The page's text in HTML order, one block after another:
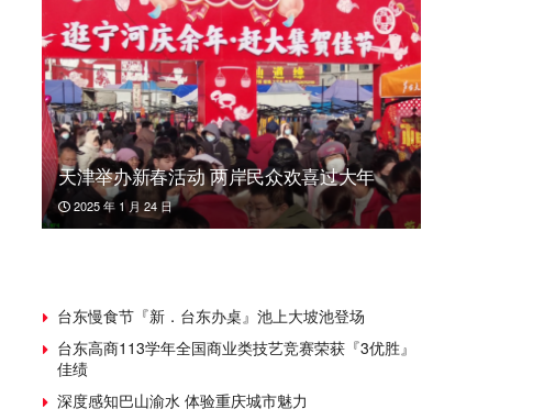
天津举办新春活动 两岸民众欢喜过大年
2025 年 1 月 24 日
台东慢食节『新．台东办桌』池上大坡池登场
台东高商113学年全国商业类技艺竞赛荣获『3优胜』
佳绩
深度感知巴山渝水 体验重庆城市魅力